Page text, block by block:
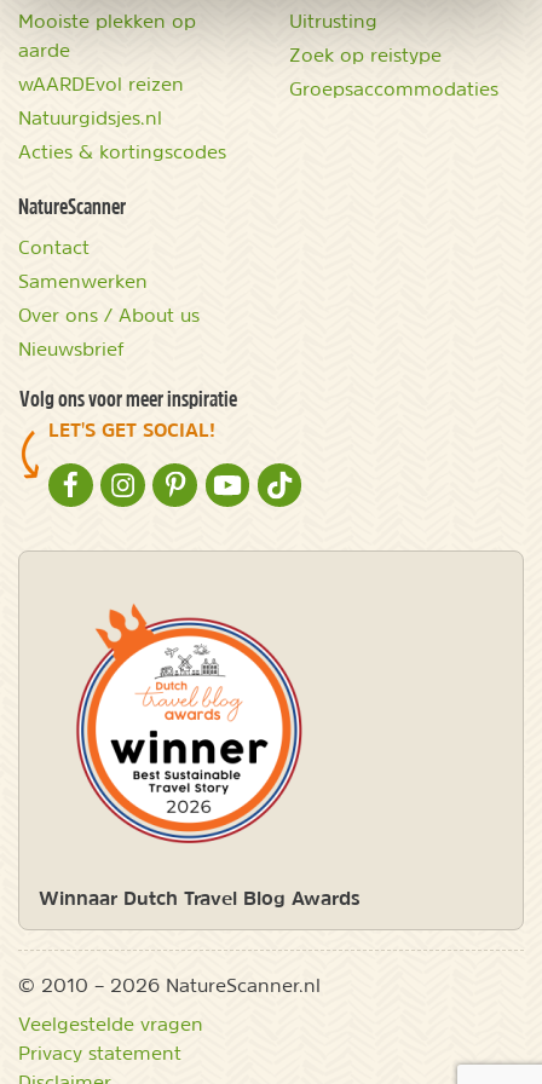
Mooiste plekken op
aarde
wAARDEvol reizen
Natuurgidsjes.nl
Acties & kortingscodes
Uitrusting
Zoek op reistype
Groepsaccommodaties
NatureScanner
Contact
Samenwerken
Over ons / About us
Nieuwsbrief
Volg ons voor meer inspiratie
LET'S GET SOCIAL!
NATURESCANNER OP FACEBOOK
NATURESCANNER OP INSTAGRAM
NATURESCANNER OP PINTEREST
NATURESCANNER OP YOUTUBE
NATURESCANNER OP TIKTOK
Winnaar Dutch Travel Blog Awards
© 2010 – 2026 NatureScanner.nl
Veelgestelde vragen
Privacy statement